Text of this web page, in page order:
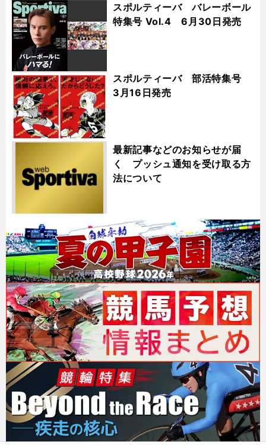
スポルティーバ バレーボール
特集号 Vol.4 6月30日発売
スポルティーバ 部活特集号
3月16日発売
最新記事などのお知らせが届
く プッシュ通知を受け取る方
法について